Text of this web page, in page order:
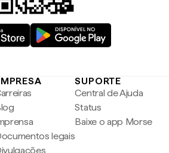
legais
SUPORTE
Central de Ajuda
Status
Baixe o app Morse